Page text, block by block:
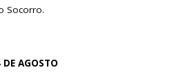
Socorro.
DE AGOSTO